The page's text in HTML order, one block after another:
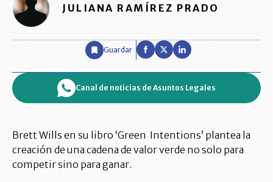
JULIANA RAMÍREZ PRADO
Guardar
Canal de noticias de Asuntos Legales
Brett Wills en su libro ‘Green Intentions’ plantea la
creación de una cadena de valor verde no solo para
competir sino para ganar.